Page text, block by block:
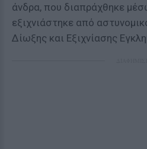
άνδρα, που διαπράχθηκε
εξιχνιάστηκε από
Δίωξης και Εξιχνίασης